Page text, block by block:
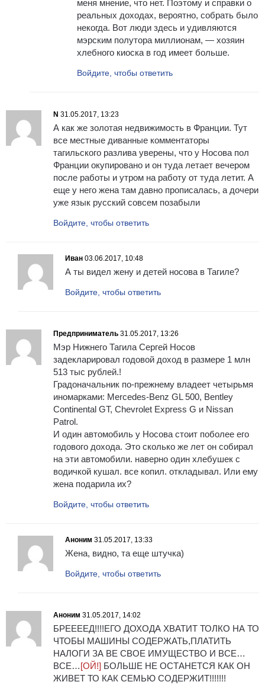
меня мнение, что нет. Поэтому и справки о
реальных доходах, вероятно, собрать было
некогда. Вот люди здесь и удивляются
мэрским полутора миллионам, — хозяин
хлебного киоска в год имеет больше.
Войдите, чтобы ответить
N 31.05.2017, 13:23
А как же золотая недвижимость в Франции. Тут
все местные диванные комментаторы
тагильского разлива уверены, что у Носова пол
Франции окупировано и он туда летает вечером
после работы и утром на работу от туда летит. А
еще у него жена там давно прописалась, а дочери
уже язык русский совсем позабыли
Войдите, чтобы ответить
Иван 03.06.2017, 10:48
А ты видел жену и детей носова в Тагиле?
Войдите, чтобы ответить
Предприниматель 31.05.2017, 13:26
Мэр Нижнего Тагила Сергей Носов
задекларировал годовой доход в размере 1 млн
513 тыс рублей.!
Градоначальник по-прежнему владеет четырьмя
иномарками: Mercedes-Benz GL 500, Bentley
Continental GT, Chevrolet Express G и Nissan
Patrol.
И один автомобиль у Носова стоит поболее его
годового дохода. Это сколько же лет он собирал
на эти автомобили. наверно один хлебушек с
водичкой кушал. все копил. откладывал. Или ему
жена подарила их?
Войдите, чтобы ответить
Аноним 31.05.2017, 13:33
Жена, видно, та еще штучка)
Войдите, чтобы ответить
Аноним 31.05.2017, 14:02
БРЕЕЕЕД!!!!ЕГО ДОХОДА ХВАТИТ ТОЛКО НА ТО
ЧТОБЫ МАШИНЫ СОДЕРЖАТЬ,ПЛАТИТЬ
НАЛОГИ ЗА ВЕ СВОЕ ИМУЩЕСТВО И ВСЕ…
ВСЕ…[ОЙ!] БОЛЬШЕ НЕ ОСТАНЕТСЯ КАК ОН
ЖИВЕТ ТО КАК СЕМЬЮ СОДЕРЖИТ!!!!!!!